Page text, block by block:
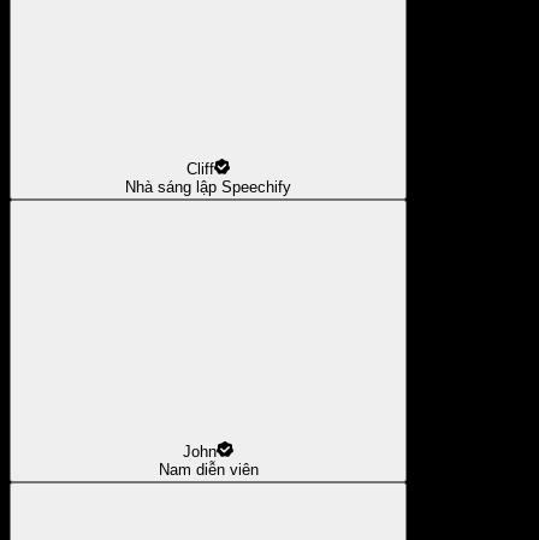
Cliff
Nhà sáng lập Speechify
John
Nam diễn viên